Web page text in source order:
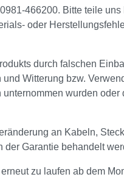
466200. Bitte teile
oder
durch falschen
Witterung bzw.
wurden oder
an Kabeln,
Garantie behandelt
zu laufen ab dem